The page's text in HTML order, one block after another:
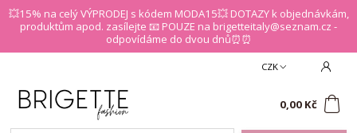
💥15% na celý VÝPRODEJ s kódem MODA15💥 DOTAZY k objednávkám,
produktům apod. zasílejte 📧 POUZE na brigetteitaly@seznam.cz -
odpovídáme do dvou dnů⏰⏰
CZK
0,00 Kč